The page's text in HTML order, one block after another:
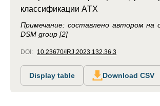
классификации AТХ
Примечание: составлено автором на
DSM group [2]
DOI: 10.23670/IRJ.2023.132.36.3
Display table Download CSV